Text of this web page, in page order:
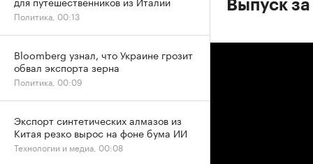
Выпуск
Политика, 00:13
Bloomberg узнал, что Украине грозит
обвал экспорта зерна
Политика, 00:09
Экспорт синтетических алмазов из
Китая резко вырос на фоне бума ИИ
Технологии и медиа, 00:08